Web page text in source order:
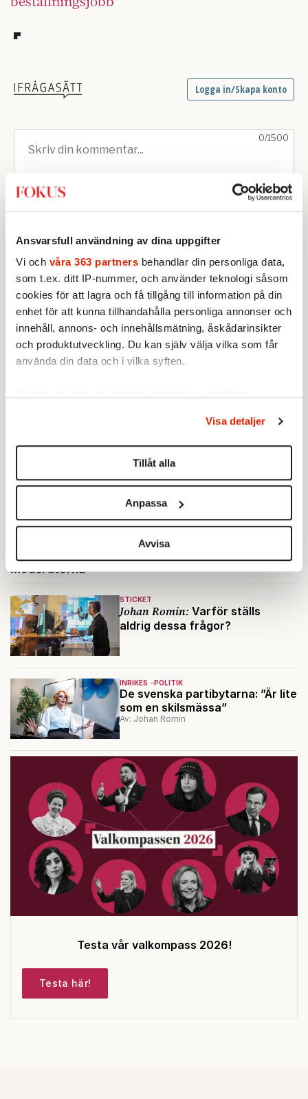
Ansvarsfull användning av dina uppgifter
Vi och våra 363 partners behandlar din personliga data,
som t.ex. ditt IP-nummer, och använder teknologi såsom
cookies för att lagra och få tillgång till information på din
enhet för att kunna tillhandahålla personliga annonser och
innehåll, annons- och innehållsmätning, åskådarinsikter
och produktutveckling. Du kan själv välja vilka som får
använda din data och i vilka syften.
Du kan ändra eller dra tillbaka ditt samtycke när som
helst från cookie-förklaringen.
Vi använder enhetsidentifierare för att anpassa innehållet
för sociala medier och analysera vår trafik. Vi
vidarebefordrar även sådana identifierare och annan
information från din enhet till de sociala medier och
annons- och analysföretag som vi samarbetar med.
Dessa kan i sin tur kombinera informationen med annan
samlat in när du har använt deras tjänster.
Om du vill läsa mer om hur vi hanterar personuppgifter
kan du göra det här
Visa detaljer
Tillåt alla
Anpassa
Avvisa
Bild: TT
Ingår i nummer 2018-11 Inrikes
Politik
Ryssland
Moderaterna
STICKET
Johan Romin: Varför ställs
aldrig dessa frågor?
INRIKES POLITIK
De svenska partibytarna: ”Är lite
som en skilsmässa”
Av: Johan Romin
Testa vår valkompass 2026!
Testa här!